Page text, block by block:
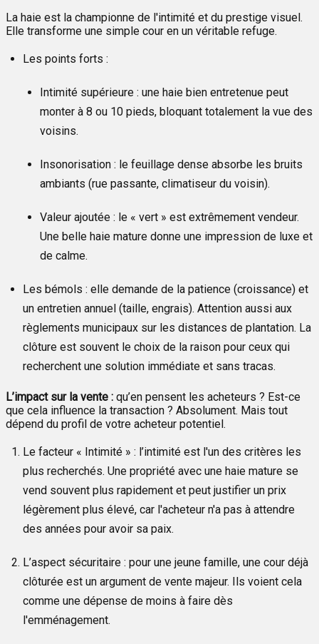
La haie est la championne de l'intimité et du prestige visuel.
Elle transforme une simple cour en un véritable refuge.
Les points forts :
Intimité supérieure : une haie bien entretenue peut
monter à 8 ou 10 pieds, bloquant totalement la vue des
voisins.
Insonorisation : le feuillage dense absorbe les bruits
ambiants (rue passante, climatiseur du voisin).
Valeur ajoutée : le « vert » est extrêmement vendeur.
Une belle haie mature donne une impression de luxe et
de calme.
Les bémols : elle demande de la patience (croissance) et
un entretien annuel (taille, engrais). Attention aussi aux
règlements municipaux sur les distances de plantation. La
clôture est souvent le choix de la raison pour ceux qui
recherchent une solution immédiate et sans tracas.
L’impact sur la vente : qu’en pensent les acheteurs ? Est-ce
que cela influence la transaction ? Absolument. Mais tout
dépend du profil de votre acheteur potentiel.
Le facteur « Intimité » : l’intimité est l'un des critères les
plus recherchés. Une propriété avec une haie mature se
vend souvent plus rapidement et peut justifier un prix
légèrement plus élevé, car l'acheteur n'a pas à attendre
des années pour avoir sa paix.
L’aspect sécuritaire : pour une jeune famille, une cour déjà
clôturée est un argument de vente majeur. Ils voient cela
comme une dépense de moins à faire dès
l'emménagement.